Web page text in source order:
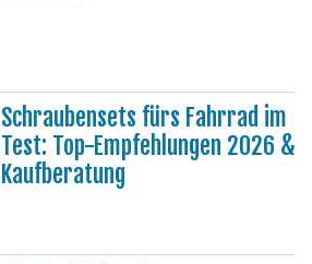
Schraubensets fürs Fahrrad im
Test: Top-Empfehlungen 2026 &
Kaufberatung